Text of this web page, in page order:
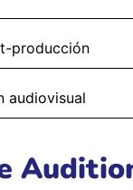
producción
audiovisual